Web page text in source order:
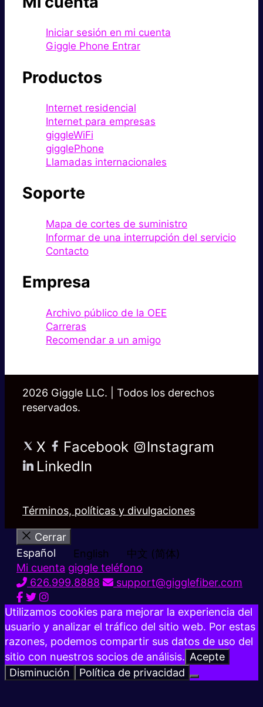
Iniciar sesión en mi cuenta
Giggle Phone Entrar
Productos
Internet residencial
Internet para empresas
giggleWiFi
gigglePhone
Llamadas internacionales
Soporte
Mapa de cortes de suministro
Informar de una interrupción del servicio
Contacto
Empresa
Archivo público de la OEE
Carreras
Recomendar a un amigo
2026 Giggle LLC. | Todos los derechos
reservados.
X Facebook
Instagram
LinkedIn
Términos, políticas y divulgaciones
Cerrar
Español
English
中文 (简体)
Mi cuenta giggle teléfono
626.999.8888
support@gigglefiber.com
Utilizamos cookies para mejorar la experiencia del
usuario y analizar el tráfico del sitio web. Por estas
razones, podemos compartir sus datos de uso del
sitio con nuestros socios de análisis. Acepte
Disminución
Política de privacidad